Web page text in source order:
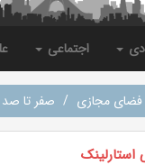
اجتماعی
فضای مجازی / صفر تا صد